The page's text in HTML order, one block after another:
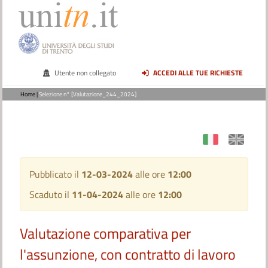
Utente non collegato ACCEDI ALLE TUE RICHIESTE
Home|Selezione n° [Valutazione_244_2024]
Pubblicato il 12-03-2024alle ore 12:00
Scaduto il 11-04-2024alle ore 12:00
Valutazione comparativa per
l'assunzione, con contratto di lavoro